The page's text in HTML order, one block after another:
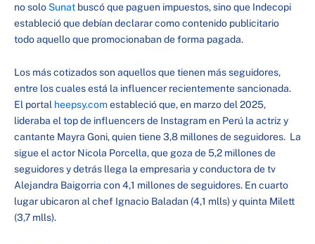
no solo Sunat buscó que paguen impuestos, sino que Indecopi
estableció que debían declarar como contenido publicitario
todo aquello que promocionaban de forma pagada.
Los más cotizados son aquellos que tienen más seguidores,
entre los cuales está la influencer recientemente sancionada.
El portal heepsy.comestableció que, en marzo del 2025,
lideraba el top de influencers de Instagram en Perú la actriz y
cantante Mayra Goni, quien tiene 3,8 millones de seguidores. La
sigue el actor Nicola Porcella, que goza de 5,2 millones de
seguidores y detrás llega la empresaria y conductora de tv
Alejandra Baigorria con 4,1 millones de seguidores. En cuarto
lugar ubicaron al chef Ignacio Baladan (4,1 mlls) y quinta Milett
(3,7 mlls).